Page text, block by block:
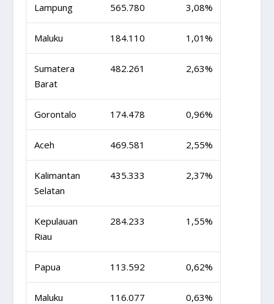
Lampung 565.780 3,08%
Maluku 184.110 1,01%
Sumatera
Barat
482.261 2,63%
Gorontalo 174.478 0,96%
Aceh 469.581 2,55%
Kalimantan
Selatan
435.333 2,37%
Kepulauan
Riau
284.233 1,55%
Papua 113.592 0,62%
Maluku
116.077 0,63%